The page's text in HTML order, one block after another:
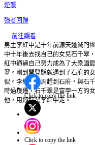
逆襲
強者回歸
前往觀看
男主李紅中是十年前源天道滅門
中十年後去找自己的女兒石千翠
紅中通過自己努力成為了大梁國
翠。剛到開登縣就遇到了石府的
似。李紅中立馬趕到石府，與石
時過境遷，石千翠是富甲一方的
他，用錢打發李紅中走。
Click to copy the link
Click to copy the link